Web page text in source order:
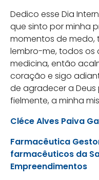
Dedico esse Dia
que sinto por minha
momentos de medo,
lembro-me, todos os
medicina, então
coração e sigo
de agradecer a
fielmente, a minha
Cléce Alves Paiva
Farmacêutica
farmacêuticos da
Empreendimentos